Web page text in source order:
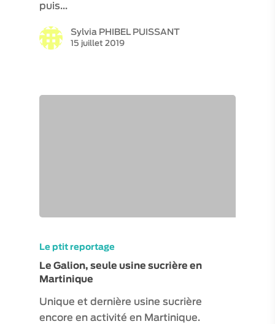
puis…
Sylvia PHIBEL PUISSANT
15 juillet 2019
Le ptit reportage
Le Galion, seule usine sucrière en
Martinique
Unique et dernière usine sucrière
encore en activité en Martinique.